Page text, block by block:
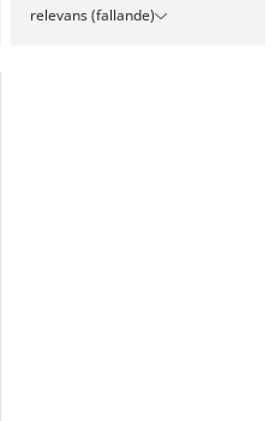
relevans (fallande)